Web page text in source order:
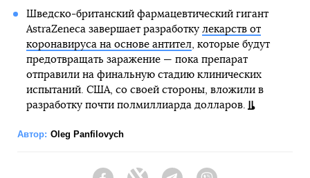
Шведско-британский фармацевтический гигант
AstraZeneca завершает разработку лекарств от
коронавируса на основе антител, которые будут
предотвращать заражение — пока препарат
отправили на финальную стадию клинических
испытаний. США, со своей стороны, вложили в
разработку почти полмиллиарда долларов.
Автор: Oleg Panfilovych